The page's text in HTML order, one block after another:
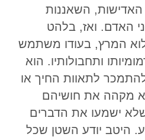
השאננות
האדם. ואז, בלהט
המרץ, בעודו משתמש
ותחבולותיו. הוא
לתאוות החיך או
מקהה את חושיהם
שלא ישמעו את הדברים
היטב יודע השטן שכל